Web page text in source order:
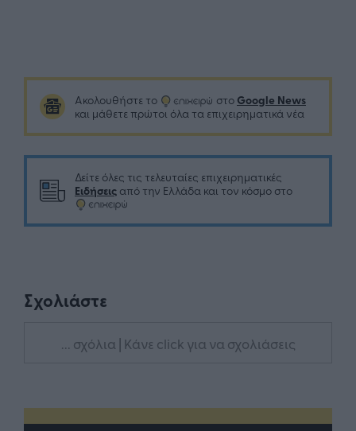
Ακολουθήστε το στο Google News
και μάθετε πρώτοι όλα τα επιχειρηματικά νέα
Δείτε όλες τις τελευταίες επιχειρηματικές
Ειδήσεις από την Ελλάδα και τον κόσμο στο
Σχολιάστε
... σχόλια | Κάνε click για να σχολιάσεις